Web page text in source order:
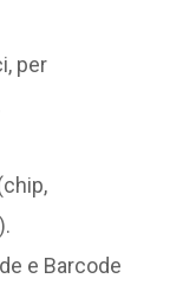
per
e Barcode